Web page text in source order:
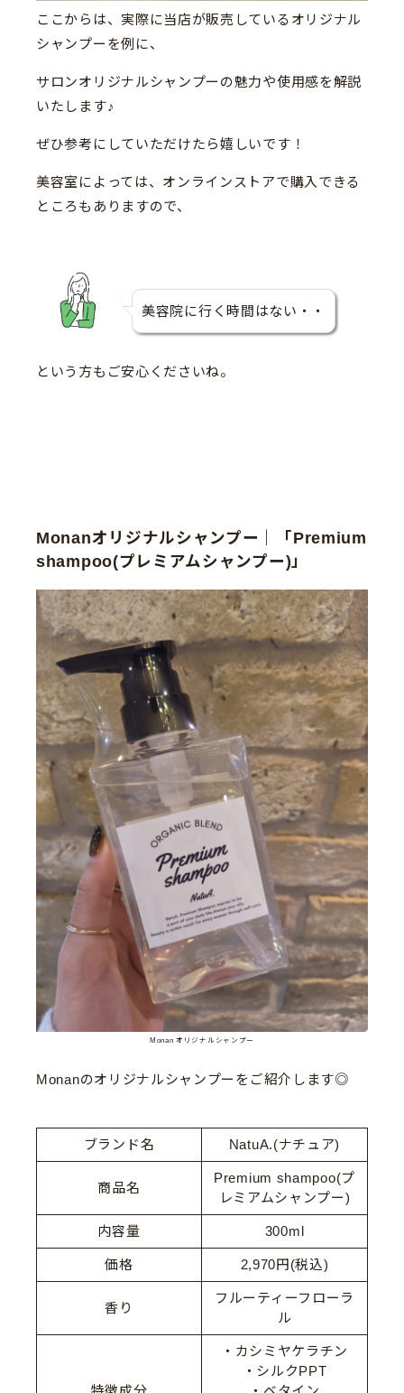
ここからは、実際に当店が販売しているオリジナル
シャンプーを例に、
サロンオリジナルシャンプーの魅力や使用感を解説
いたします♪
ぜひ参考にしていただけたら嬉しいです！
美容室によっては、オンラインストアで購入できる
ところもありますので、
美容院に行く時間はない・・
という方もご安心くださいね。
Monanオリジナルシャンプー｜「Premium
shampoo(プレミアムシャンプー)」
Monan オリジナルシャンプー
Monanのオリジナルシャンプーをご紹介します◎
ブランド名 NatuA.(ナチュア)
商品名
Premium shampoo(プ
レミアムシャンプー)
内容量 300ml
価格 2,970円(税込)
香り
フルーティーフローラ
ル
・カシミヤケラチン
・シルクPPT